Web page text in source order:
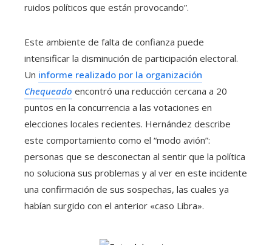
ruidos políticos que están provocando”.
Este ambiente de falta de confianza puede
intensificar la disminución de participación electoral.
Un informe realizado por la organización
Chequeado encontró una reducción cercana a 20
puntos en la concurrencia a las votaciones en
elecciones locales recientes. Hernández describe
este comportamiento como el “modo avión”:
personas que se desconectan al sentir que la política
no soluciona sus problemas y al ver en este incidente
una confirmación de sus sospechas, las cuales ya
habían surgido con el anterior «caso Libra».